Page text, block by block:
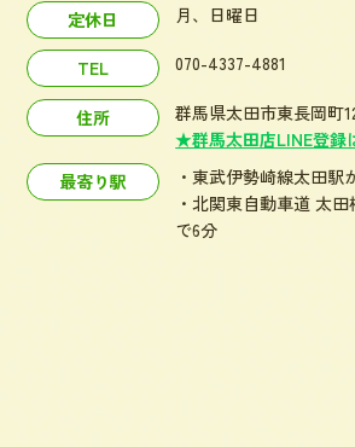
定休日 月、日曜日
TEL 070-4337-4881
住所
群馬県太田市東長岡町
★群馬太田店LINE登
最寄り駅
・東武伊勢崎線太田駅
・北関東自動車道 太
で6分